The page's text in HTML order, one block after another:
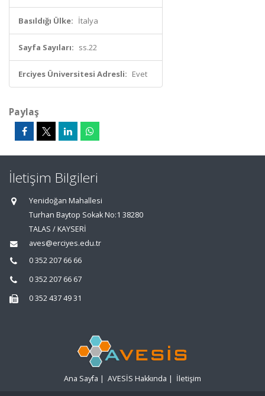
Basıldığı Ülke: İtalya
Sayfa Sayıları: ss.22
Erciyes Üniversitesi Adresli: Evet
Paylaş
İletişim Bilgileri
Yenidoğan Mahallesi
Turhan Baytop Sokak No:1 38280
TALAS / KAYSERİ
aves@erciyes.edu.tr
0 352 207 66 66
0 352 207 66 67
0 352 437 49 31
Ana Sayfa | AVESİS Hakkında | İletişim